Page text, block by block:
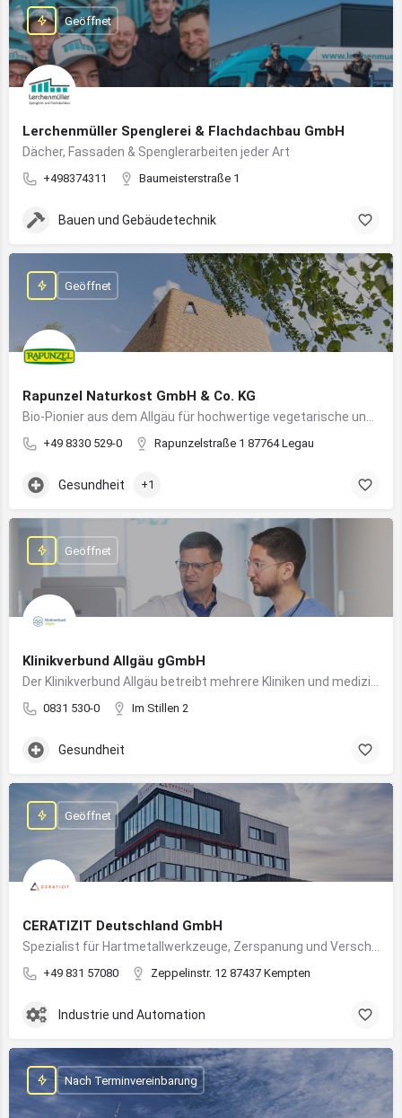
Lerchenmüller Spenglerei & Flachdachbau GmbH
Dächer, Fassaden & Spenglerarbeiten jeder Art
+498374311 Baumeisterstraße 1
Geöffnet
Bauen und Gebäudetechnik
Rapunzel Naturkost GmbH & Co. KG
+49 8330 529-0 Rapunzelstraße 1 87764 Legau
Geöffnet
Gesundheit +1
Klinikverbund Allgäu gGmbH
0831 530-0 Im Stillen 2
Geöffnet
Gesundheit
CERATIZIT Deutschland GmbH
+49 831 57080 Zeppelinstr. 12 87437 Kempten
Geöffnet
Industrie und Automation
Nach Terminvereinbarung